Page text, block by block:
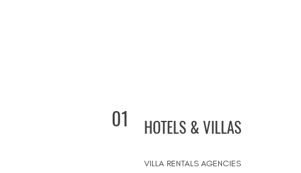
01 HOTELS & VILLAS
VILLA RENTALS AGENCIES